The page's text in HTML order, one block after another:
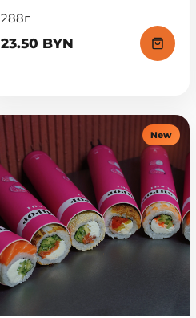
288г
23.50 BYN
New